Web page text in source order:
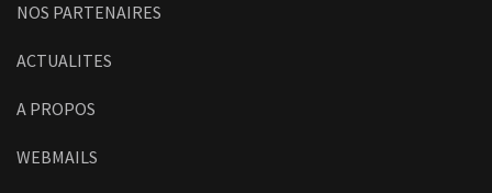
NOS PARTENAIRES
ACTUALITES
A PROPOS
WEBMAILS